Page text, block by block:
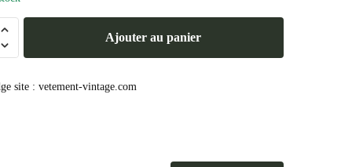
Ajouter au panier